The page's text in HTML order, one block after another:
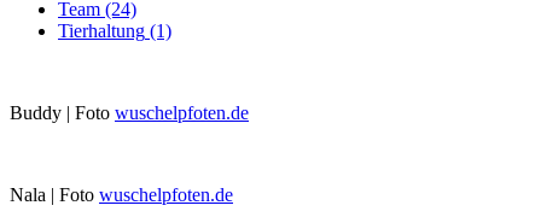
Team (24)
Tierhaltung (1)
Buddy | Foto wuschelpfoten.de
Nala | Foto wuschelpfoten.de